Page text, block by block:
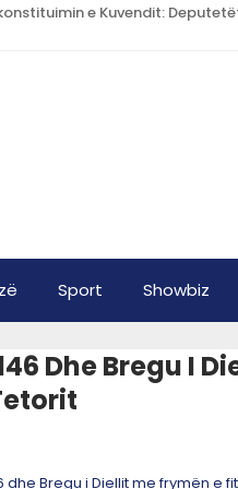
e Kuvendit:
Sport Showbiz
Dhe Bregu I